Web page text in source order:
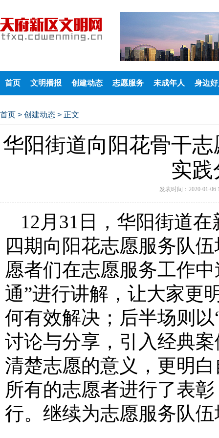
首页 文明播报 创建动态 志愿服务 未成年人 身边
首页 > 创建动态 > 正文
华阳街道向阳花骨干
实践
发表时间：2020-01-06
12 月 31 日，华阳街道
四期向阳花志愿服务队
愿者们在志愿服务工作
通”进行讲解，让大家更
何有效解决；后半场则
讨论与分享，引入经典
清楚志愿的意义，更明
所有的志愿者进行了表
行。继续为志愿服务队